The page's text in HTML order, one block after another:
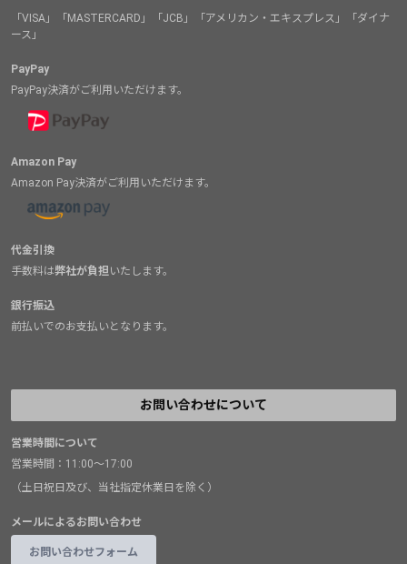
「VISA」「MASTERCARD」「JCB」「アメリカン・エキスプレス」「ダイナ
ース」
PayPay
PayPay決済がご利用いただけます。
Amazon Pay
Amazon Pay決済がご利用いただけます。
代金引換
手数料は弊社が負担いたします。
銀行振込
前払いでのお支払いとなります。
お問い合わせについて
営業時間について
営業時間：11:00～17:00
（土日祝日及び、当社指定休業日を除く）
メールによるお問い合わせ
お問い合わせフォーム